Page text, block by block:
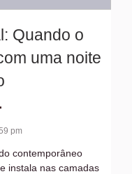
Quando o
uma noite
pm
contemporâneo
instala nas camadas